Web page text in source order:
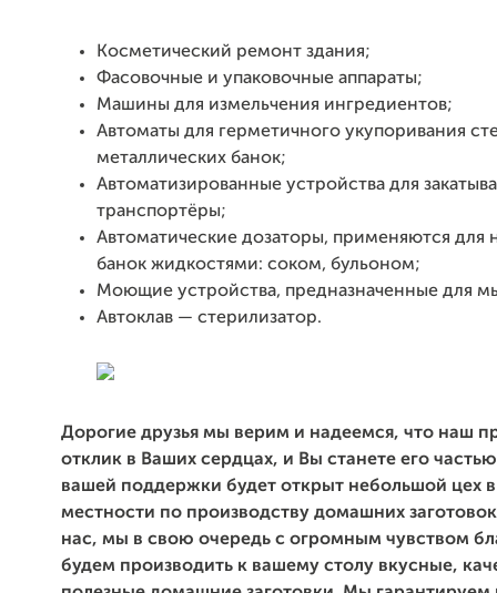
Косметический ремонт здания;
Фасовочные и упаковочные аппараты;
Машины для измельчения ингредиентов;
Автоматы для герметичного укупоривания
металлических банок;
Автоматизированные устройства для
транспортёры;
Автоматические дозаторы, применяются для
банок жидкостями: соком, бульоном;
Моющие устройства, предназначенные для
Автоклав — стерилизатор.
Дорогие друзья мы верим и надеемся, что наш
отклик в Ваших сердцах, и Вы станете его
вашей поддержки будет открыт небольшой цех в
местности по производству домашних
нас, мы в свою очередь с огромным чувством
будем производить к вашему столу вкусные,